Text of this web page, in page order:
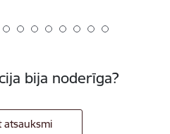
bija noderīga?
atsauksmi